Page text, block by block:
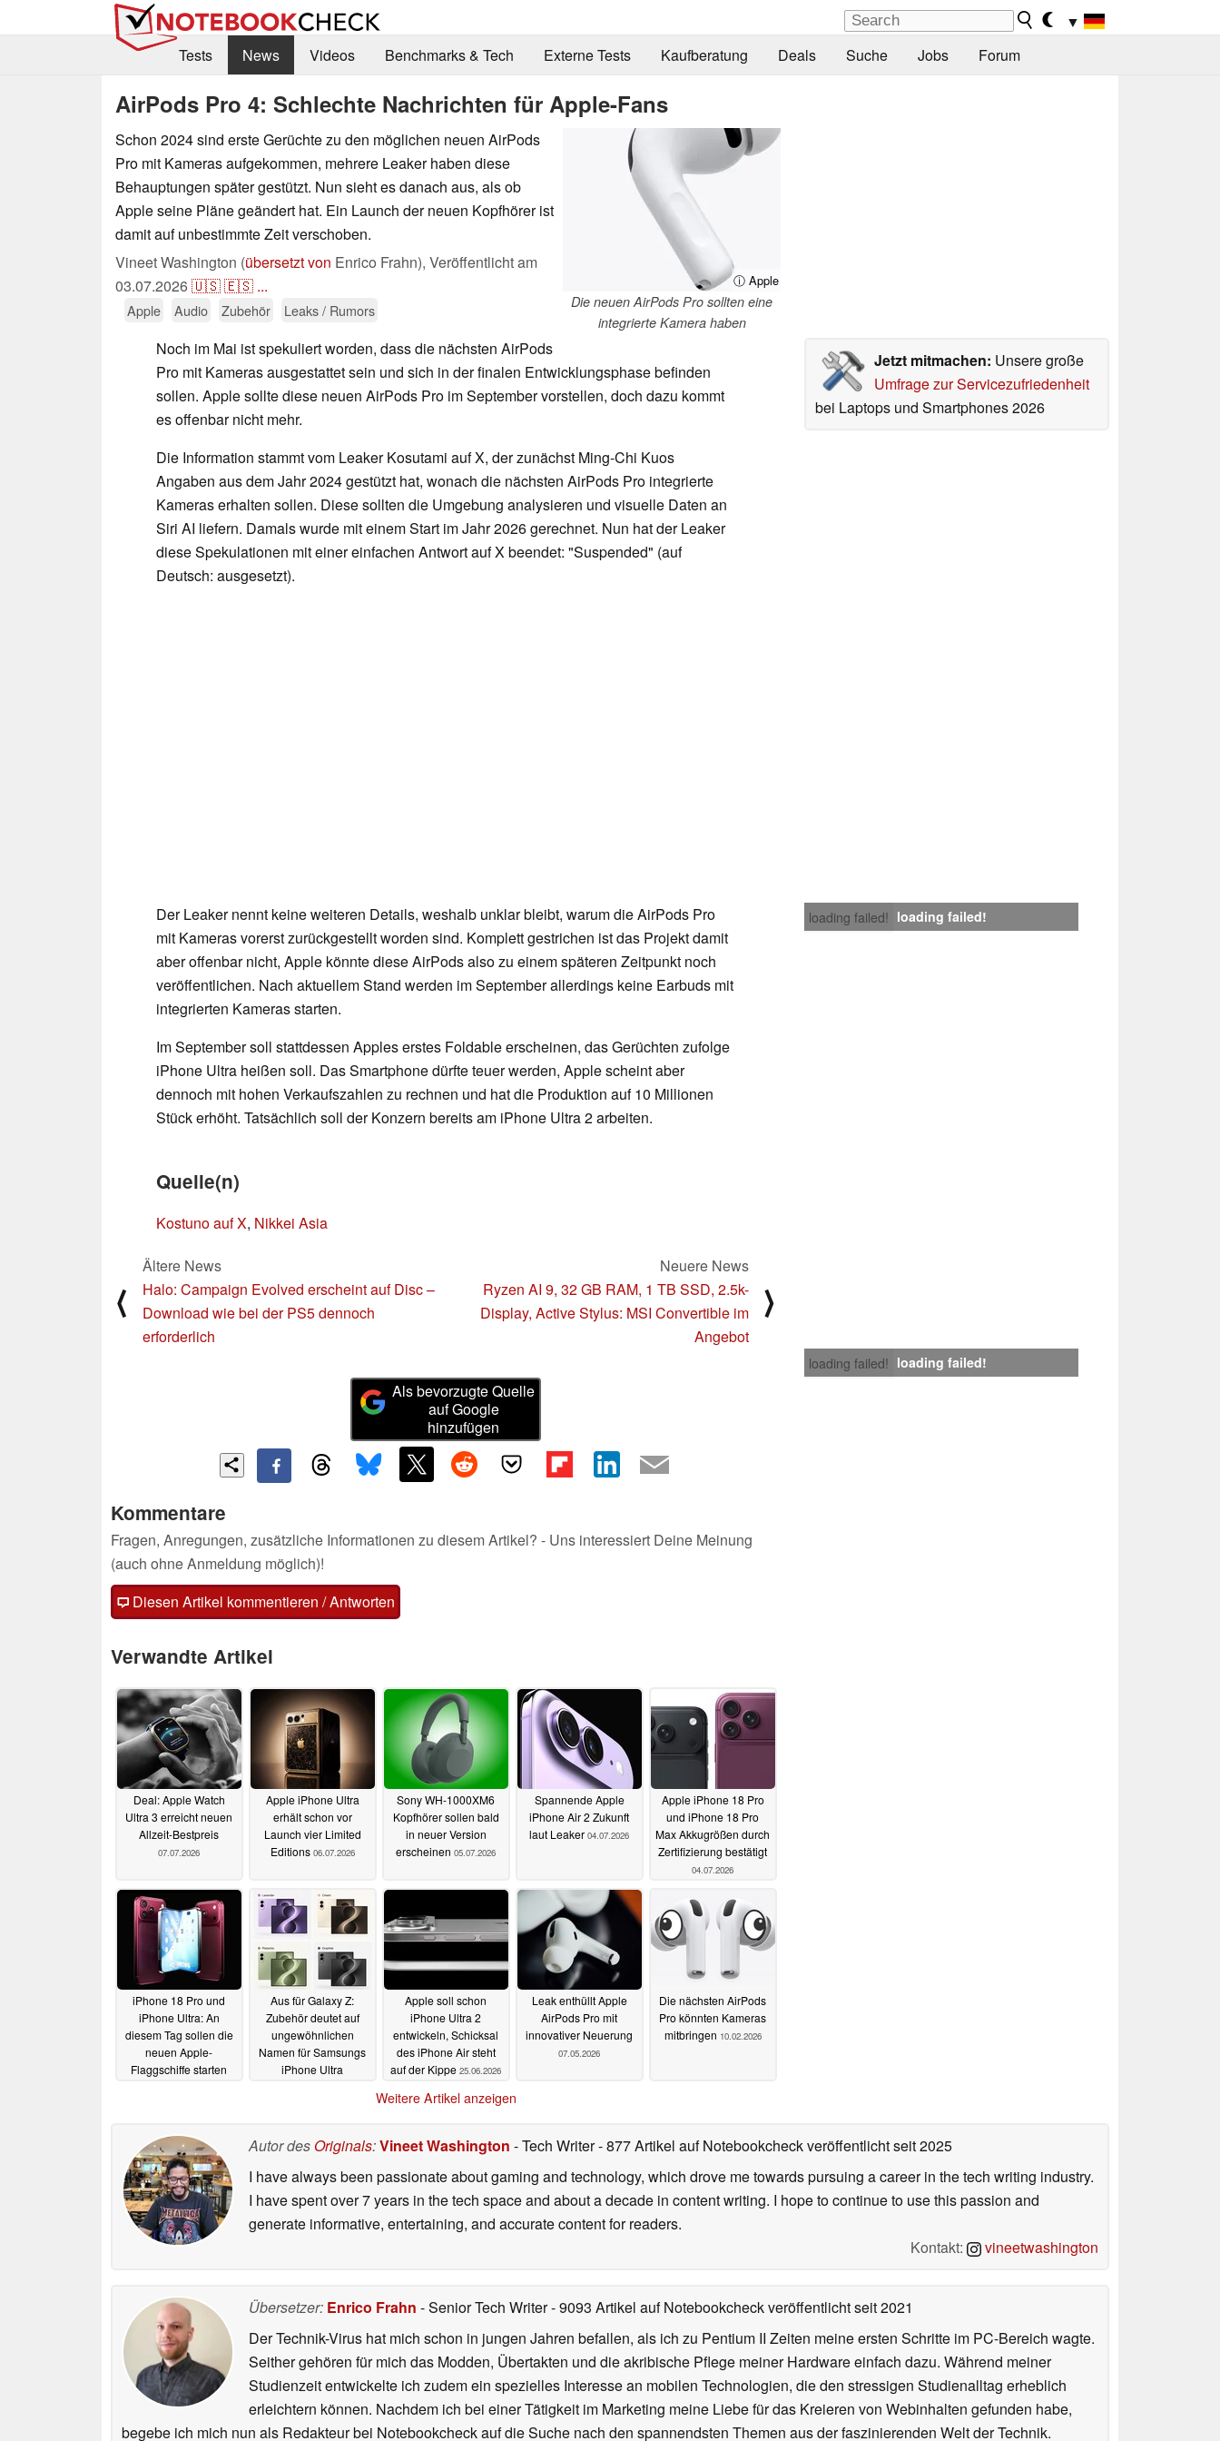
▼
Tests
News Videos Benchmarks & Tech Externe Tests Kaufberatung Deals Suche Jobs Forum
AirPods Pro 4: Schlechte Nachrichten für Apple-Fans
ⓘ Apple
Die neuen AirPods Pro sollten eine
integrierte Kamera haben
Schon 2024 sind erste Gerüchte zu den möglichen neuen AirPods
Pro mit Kameras aufgekommen, mehrere Leaker haben diese
Behauptungen später gestützt. Nun sieht es danach aus, als ob
Apple seine Pläne geändert hat. Ein Launch der neuen Kopfhörer ist
damit auf unbestimmte Zeit verschoben.
Vineet Washington (übersetzt von Enrico Frahn), Veröffentlicht am
03.07.2026🇺🇸🇪🇸 ...
Apple Audio Zubehör Leaks / Rumors
Jetzt mitmachen: Unsere große
Umfrage zur Servicezufriedenheit
bei Laptops und Smartphones 2026
Noch im Mai ist spekuliert worden, dass die nächsten AirPods
Pro mit Kameras ausgestattet sein und sich in der finalen Entwicklungsphase befinden
sollen. Apple sollte diese neuen AirPods Pro im September vorstellen, doch dazu kommt
es offenbar nicht mehr.
Die Information stammt vom Leaker Kosutami auf X, der zunächst Ming-Chi Kuos
Angaben aus dem Jahr 2024 gestützt hat, wonach die nächsten AirPods Pro integrierte
Kameras erhalten sollen. Diese sollten die Umgebung analysieren und visuelle Daten an
Siri AI liefern. Damals wurde mit einem Start im Jahr 2026 gerechnet. Nun hat der Leaker
diese Spekulationen mit einer einfachen Antwort auf X beendet: "Suspended" (auf
Deutsch: ausgesetzt).
loading failed! loading failed!
Der Leaker nennt keine weiteren Details, weshalb unklar bleibt, warum die AirPods Pro
mit Kameras vorerst zurückgestellt worden sind. Komplett gestrichen ist das Projekt damit
aber offenbar nicht, Apple könnte diese AirPods also zu einem späteren Zeitpunkt noch
veröffentlichen. Nach aktuellem Stand werden im September allerdings keine Earbuds mit
integrierten Kameras starten.
Im September soll stattdessen Apples erstes Foldable erscheinen, das Gerüchten zufolge
iPhone Ultra heißen soll. Das Smartphone dürfte teuer werden, Apple scheint aber
dennoch mit hohen Verkaufszahlen zu rechnen und hat die Produktion auf 10 Millionen
Stück erhöht. Tatsächlich soll der Konzern bereits am iPhone Ultra 2 arbeiten.
Quelle(n)
Kostuno auf X, Nikkei Asia
⟨
Ältere News
Halo: Campaign Evolved erscheint auf Disc –
Download wie bei der PS5 dennoch
erforderlich
Neuere News
Ryzen AI 9, 32 GB RAM, 1 TB SSD, 2.5k-
Display, Active Stylus: MSI Convertible im
Angebot
⟩
loading failed! loading failed!
Als bevorzugte Quelle
auf Google
hinzufügen
Kommentare
Fragen, Anregungen, zusätzliche Informationen zu diesem Artikel? - Uns interessiert Deine Meinung
(auch ohne Anmeldung möglich)!
Diesen Artikel kommentieren / Antworten
Verwandte Artikel
Deal: Apple Watch
Ultra 3 erreicht neuen
Allzeit-Bestpreis
07.07.2026
Apple iPhone Ultra
erhält schon vor
Launch vier Limited
Editions 06.07.2026
Sony WH-1000XM6
Kopfhörer sollen bald
in neuer Version
erscheinen 05.07.2026
Spannende Apple
iPhone Air 2 Zukunft
laut Leaker 04.07.2026
Apple iPhone 18 Pro
und iPhone 18 Pro
Max Akkugrößen durch
Zertifizierung bestätigt
04.07.2026
iPhone 18 Pro und
iPhone Ultra: An
diesem Tag sollen die
neuen Apple-
Flaggschiffe starten
Aus für Galaxy Z:
Zubehör deutet auf
ungewöhnlichen
Namen für Samsungs
iPhone Ultra
Apple soll schon
iPhone Ultra 2
entwickeln, Schicksal
des iPhone Air steht
auf der Kippe 25.06.2026
Leak enthüllt Apple
AirPods Pro mit
innovativer Neuerung
07.05.2026
Die nächsten AirPods
Pro könnten Kameras
mitbringen 10.02.2026
Weitere Artikel anzeigen
Autor des Originals:Vineet Washington - Tech Writer- 877 Artikel auf Notebookcheck veröffentlichtseit 2025
I have always been passionate about gaming and technology, which drove me towards pursuing a career in the tech writing industry.
I have spent over 7 years in the tech space and about a decade in content writing. I hope to continue to use this passion and
generate informative, entertaining, and accurate content for readers.
Kontakt:
vineetwashington
Übersetzer: Enrico Frahn - Senior Tech Writer- 9093 Artikel auf Notebookcheck veröffentlichtseit 2021
Der Technik-Virus hat mich schon in jungen Jahren befallen, als ich zu Pentium II Zeiten meine ersten Schritte im PC-Bereich wagte.
Seither gehören für mich das Modden, Übertakten und die akribische Pflege meiner Hardware einfach dazu. Während meiner
Studienzeit entwickelte ich zudem ein spezielles Interesse an mobilen Technologien, die den stressigen Studienalltag erheblich
erleichtern können. Nachdem ich bei einer Tätigkeit im Marketing meine Liebe für das Kreieren von Webinhalten gefunden habe,
begebe ich mich nun als Redakteur bei Notebookcheck auf die Suche nach den spannendsten Themen aus der faszinierenden Welt der Technik.